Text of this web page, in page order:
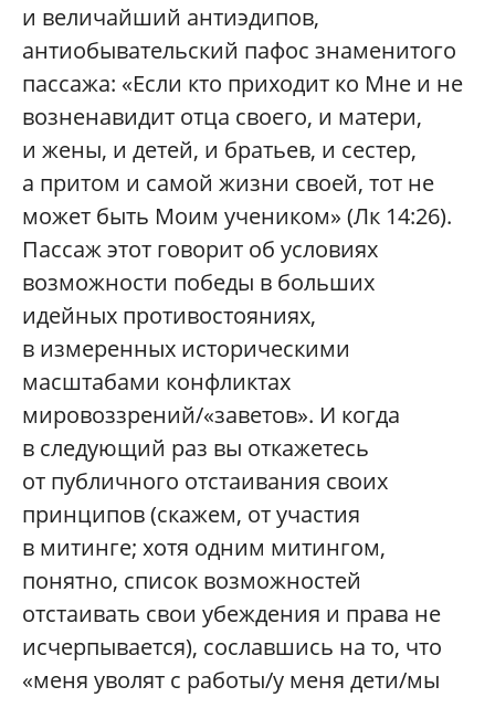
и величайший антиэдипов,
антиобывательский пафос знаменитого
пассажа: «Если кто приходит ко Мне и не
возненавидит отца своего, и матери,
и жены, и детей, и братьев, и сестер,
а притом и самой жизни своей, тот не
может быть Моим учеником» (Лк 14:26).
Пассаж этот говорит об условиях
возможности победы в больших
идейных противостояниях,
в измеренных историческими
масштабами конфликтах
мировоззрений/«заветов». И когда
в следующий раз вы откажетесь
от публичного отстаивания своих
принципов (скажем, от участия
в митинге; хотя одним митингом,
понятно, список возможностей
отстаивать свои убеждения и права не
исчерпывается), сославшись на то, что
«меня уволят с работы/у меня дети/мы